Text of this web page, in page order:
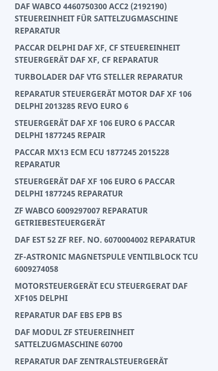
DAF WABCO 4460750300 ACC2 (2192190)
STEUEREINHEIT FÜR SATTELZUGMASCHINE
REPARATUR
PACCAR DELPHI DAF XF, CF STEUEREINHEIT
STEUERGERÄT DAF XF, CF REPARATUR
TURBOLADER DAF VTG STELLER REPARATUR
REPARATUR STEUERGERÄT MOTOR DAF XF 106
DELPHI 2013285 REVO EURO 6
STEUERGERÄT DAF XF 106 EURO 6 PACCAR
DELPHI 1877245 REPAIR
PACCAR MX13 ECM ECU 1877245 2015228
REPARATUR
STEUERGERÄT DAF XF 106 EURO 6 PACCAR
DELPHI 1877245 REPARATUR
ZF WABCO 6009297007 REPARATUR
GETRIEBESTEUERGERÄT
DAF EST 52 ZF REF. NO. 6070004002 REPARATUR
ZF-ASTRONIC MAGNETSPULE VENTILBLOCK TCU
6009274058
MOTORSTEUERGERÄT ECU STEUERGERAT DAF
XF105 DELPHI
REPARATUR DAF EBS EPB BS
DAF MODUL ZF STEUEREINHEIT
SATTELZUGMASCHINE 60700
REPARATUR DAF ZENTRALSTEUERGERÄT